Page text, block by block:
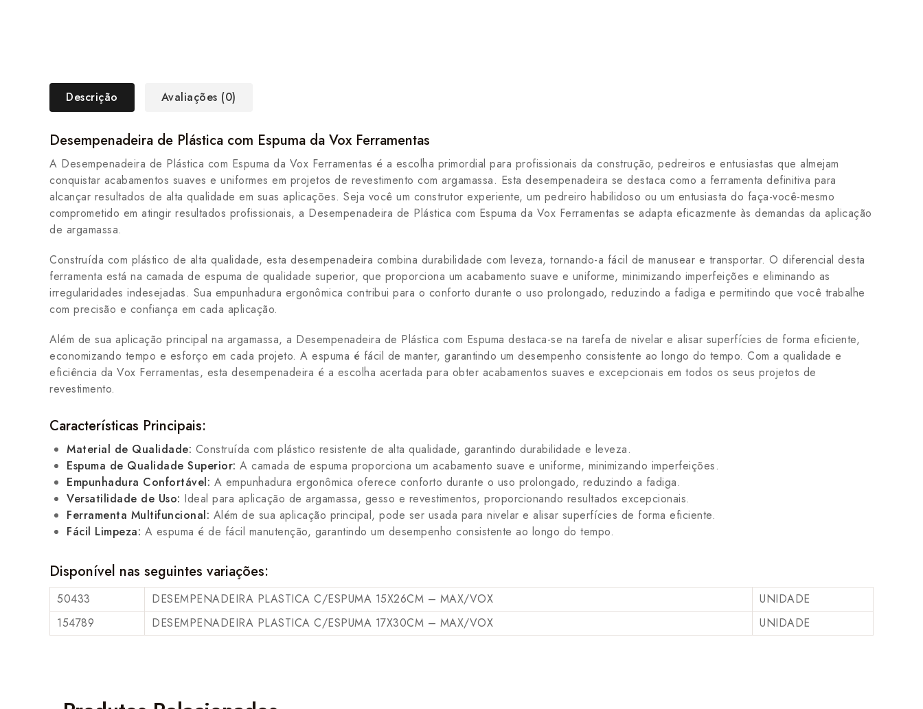
Descrição Avaliações (0)
Desempenadeira de Plástica com Espuma da Vox Ferramentas
A Desempenadeira de Plástica com Espuma da Vox Ferramentas é a escolha primordial para profissionais da construção, pedreiros e entusiastas que almejam
conquistar acabamentos suaves e uniformes em projetos de revestimento com argamassa. Esta desempenadeira se destaca como a ferramenta definitiva para
alcançar resultados de alta qualidade em suas aplicações. Seja você um construtor experiente, um pedreiro habilidoso ou um entusiasta do faça-você-mesmo
comprometido em atingir resultados profissionais, a Desempenadeira de Plástica com Espuma da Vox Ferramentas se adapta eficazmente às demandas da aplicação
de argamassa.
Construída com plástico de alta qualidade, esta desempenadeira combina durabilidade com leveza, tornando-a fácil de manusear e transportar. O diferencial desta
ferramenta está na camada de espuma de qualidade superior, que proporciona um acabamento suave e uniforme, minimizando imperfeições e eliminando as
irregularidades indesejadas. Sua empunhadura ergonômica contribui para o conforto durante o uso prolongado, reduzindo a fadiga e permitindo que você trabalhe
com precisão e confiança em cada aplicação.
Além de sua aplicação principal na argamassa, a Desempenadeira de Plástica com Espuma destaca-se na tarefa de nivelar e alisar superfícies de forma eficiente,
economizando tempo e esforço em cada projeto. A espuma é fácil de manter, garantindo um desempenho consistente ao longo do tempo. Com a qualidade e
eficiência da Vox Ferramentas, esta desempenadeira é a escolha acertada para obter acabamentos suaves e excepcionais em todos os seus projetos de
revestimento.
Características Principais:
Material de Qualidade: Construída com plástico resistente de alta qualidade, garantindo durabilidade e leveza.
Espuma de Qualidade Superior: A camada de espuma proporciona um acabamento suave e uniforme, minimizando imperfeições.
Empunhadura Confortável: A empunhadura ergonômica oferece conforto durante o uso prolongado, reduzindo a fadiga.
Versatilidade de Uso: Ideal para aplicação de argamassa, gesso e revestimentos, proporcionando resultados excepcionais.
Ferramenta Multifuncional: Além de sua aplicação principal, pode ser usada para nivelar e alisar superfícies de forma eficiente.
Fácil Limpeza: A espuma é de fácil manutenção, garantindo um desempenho consistente ao longo do tempo.
Disponível nas seguintes variações:
50433 DESEMPENADEIRA PLASTICA C/ESPUMA 15X26CM – MAX/VOX
UNIDADE
154789
DESEMPENADEIRA PLASTICA C/ESPUMA 17X30CM – MAX/VOX UNIDADE